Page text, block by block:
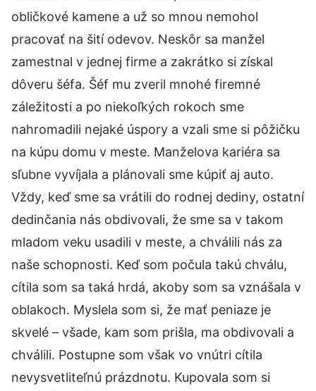
obličkové kamene a už so mnou nemohol
pracovať na šití odevov. Neskôr sa manžel
zamestnal v jednej firme a zakrátko si získal
dôveru šéfa. Šéf mu zveril mnohé firemné
záležitosti a po niekoľkých rokoch sme
nahromadili nejaké úspory a vzali sme si pôžičku
na kúpu domu v meste. Manželova kariéra sa
sľubne vyvíjala a plánovali sme kúpiť aj auto.
Vždy, keď sme sa vrátili do rodnej dediny, ostatní
dedinčania nás obdivovali, že sme sa v takom
mladom veku usadili v meste, a chválili nás za
naše schopnosti. Keď som počula takú chválu,
cítila som sa taká hrdá, akoby som sa vznášala v
oblakoch. Myslela som si, že mať peniaze je
skvelé – všade, kam som prišla, ma obdivovali a
chválili. Postupne som však vo vnútri cítila
nevysvetliteľnú prázdnotu. Kupovala som si